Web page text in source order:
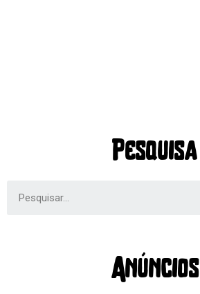
Pesquisa
Anúncios